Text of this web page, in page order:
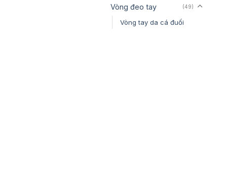
Vòng đeo tay (49)
Vòng tay da cá đuối